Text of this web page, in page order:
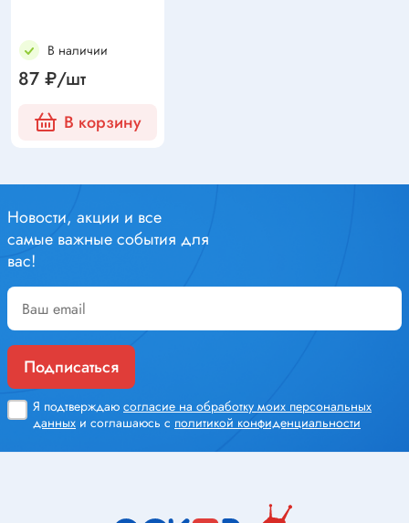
В наличии
87 ₽/шт
В корзину
Новости, акции и все
самые важные события для
вас!
Подписаться
Я подтверждаю согласие на обработку моих персональных
данных и соглашаюсь с политикой конфиденциальности